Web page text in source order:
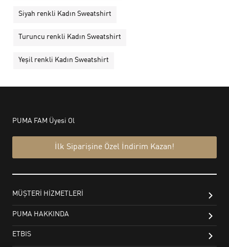
Siyah renkli Kadın Sweatshirt
Turuncu renkli Kadın Sweatshirt
Yeşil renkli Kadın Sweatshirt